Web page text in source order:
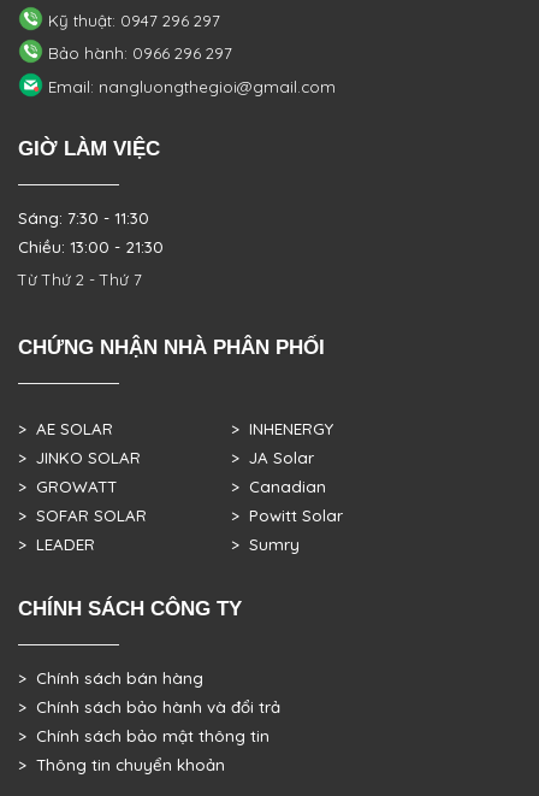
Kỹ thuật: 0947 296 297
Bảo hành: 0966 296 297
Email: nangluongthegioi@gmail.com
GIỜ LÀM VIỆC
Sáng: 7:30 - 11:30
Chiều: 13:00 - 21:30
Từ Thứ 2 - Thứ 7
CHỨNG NHẬN NHÀ PHÂN PHỐI
> AE SOLAR
> JINKO SOLAR
> GROWATT
> SOFAR SOLAR
> LEADER
> INHENERGY
> JA Solar
> Canadian
> Powitt Solar
> Sumry
CHÍNH SÁCH CÔNG TY
> Chính sách bán hàng
> Chính sách bảo hành và đổi trả
> Chính sách bảo mật thông tin
> Thông tin chuyển khoản